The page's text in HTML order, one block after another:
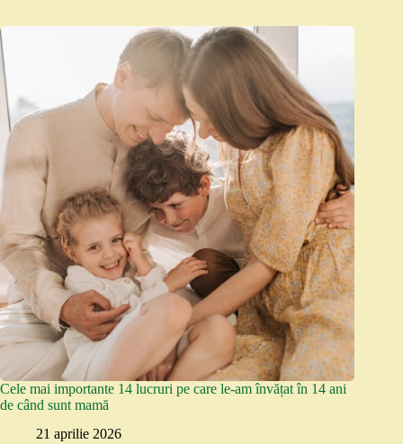
Cele mai importante 14 lucruri pe care le-am învățat în 14 ani
de când sunt mamă
21 aprilie 2026